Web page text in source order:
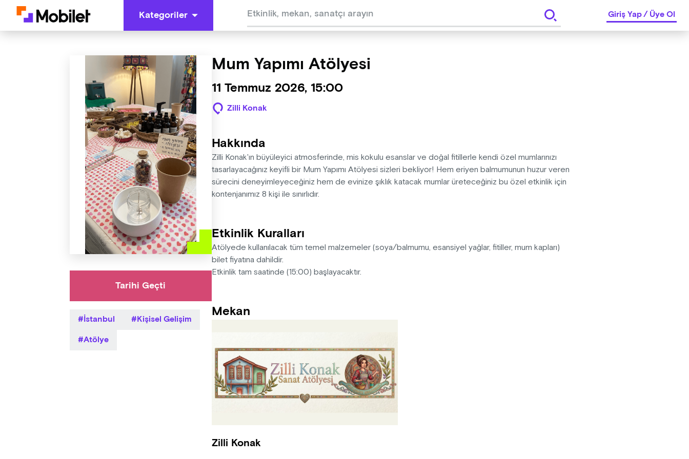
Kategoriler Giriş Yap/Üye Ol
Tarihi Geçti
İstanbul
Kişisel Gelişim
Atölye
Mum Yapımı Atölyesi
11 Temmuz 2026, 15:00
Zilli Konak
Hakkında
Zilli Konak'ın büyüleyici atmosferinde, mis kokulu esanslar ve doğal fitillerle kendi özel mumlarınızı
tasarlayacağınız keyifli bir Mum Yapımı Atölyesi sizleri bekliyor! Hem eriyen balmumunun huzur veren
sürecini deneyimleyeceğiniz hem de evinize şıklık katacak mumlar üreteceğiniz bu özel etkinlik için
kontenjanımız 8 kişi ile sınırlıdır.
Etkinlik Kuralları
Atölyede kullanılacak tüm temel malzemeler (soya/balmumu, esansiyel yağlar, fitiller, mum kapları)
bilet fiyatına dahildir.
Etkinlik tam saatinde (15:00) başlayacaktır.
Mekan
Zilli Konak